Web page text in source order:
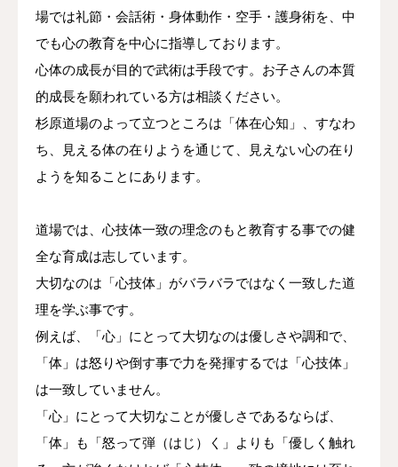
場では礼節・会話術・身体動作・空手・護身術を 、中
でも心の教育を中心に指導しております。
心体の成長が目的で武術は手段です。 お子さんの本質
的成長を願われている方は相談ください。
杉原道場のよって立つところは「体在心知」、すなわ
ち、見える体の在りようを通じて、見えない心の在り
ようを知ることにあります。
道場では、心技体一致の理念のもと教育する事での健
全な育成は志しています。
大切なのは「心技体」がバラバラではなく一致した道
理を学ぶ事です。
例えば、「心」にとって大切なのは優しさや調和で、
「体」は怒りや倒す事で力を発揮するでは「心技体」
は一致していません。
「心」にとって大切なことが優しさであるならば、
「体」も「怒って弾（はじ）く」よりも「優しく触れ